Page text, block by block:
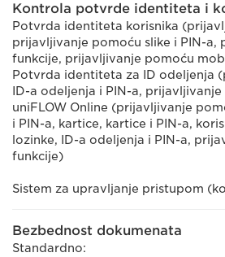
Kontrola potvrde identiteta i
Potvrda identiteta korisnika
prijavljivanje pomoću slike i PIN-a,
funkcije, prijavljivanje pomoću
Potvrda identiteta za ID odeljenja
ID-a odeljenja i PIN-a,
uniFLOW Online (prijavljivanje
i PIN-a, kartice, kartice i PIN-a,
lozinke, ID-a odeljenja i PIN-a,
funkcije)
Sistem za upravljanje pristupom
Bezbednost dokumenata
Standardno: